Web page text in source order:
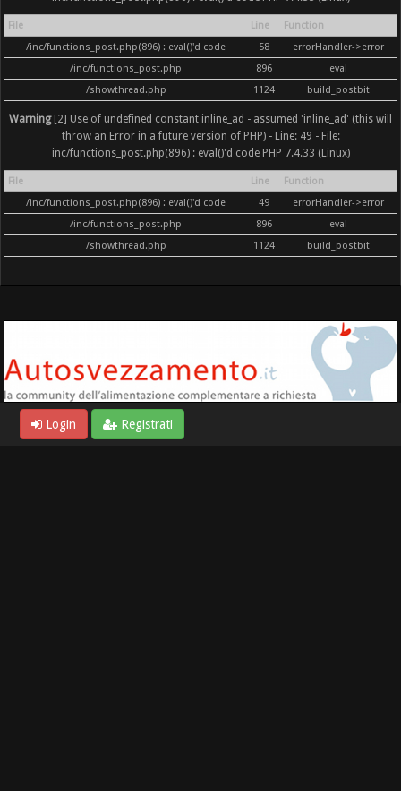
File Line
Function
/inc/functions_post.php(896) : eval()'d code
58
errorHandler->error
/inc/functions_post.php
896
eval
/showthread.php
1124 build_postbit
Warning[2] Use of undefined constant inline_ad - assumed 'inline_ad' (this will
throw an Error in a future version of PHP) - Line: 49 - File:
inc/functions_post.php(896) : eval()'d code PHP 7.4.33 (Linux)
File Line
Function
/inc/functions_post.php(896) : eval()'d code
49
errorHandler->error
/inc/functions_post.php
896
eval
/showthread.php
1124 build_postbit
Login Registrati